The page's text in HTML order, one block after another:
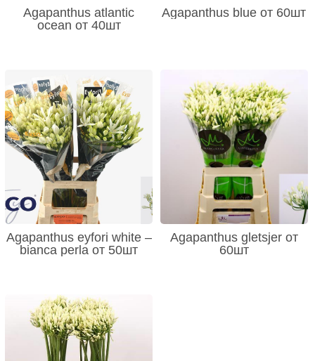
Agapanthus atlantic
ocean от 40шт
Agapanthus blue от 60шт
Agapanthus eyfori white –
bianca perla от 50шт
Agapanthus gletsjer от
60шт